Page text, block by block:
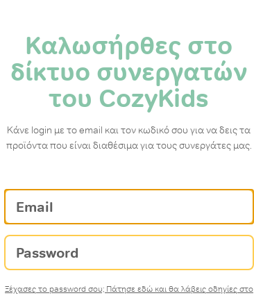
Καλωσήρθες στο
δίκτυο συνεργατών
του CozyKids
Κάνε login με το email και τον κωδικό σου για να δεις τα
προϊόντα που είναι διαθέσιμα για τους συνεργάτες μας.
Ξέχασες το password σου; Πάτησε εδώ και θα λάβεις οδηγίες στο